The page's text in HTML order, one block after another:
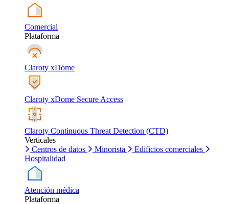
Comercial
Plataforma
Claroty xDome
Claroty xDome Secure Access
Claroty Continuous Threat Detection (CTD)
Verticales
Centros de datos
Minorista
Edificios comerciales
Hospitalidad
Atención médica
Plataforma